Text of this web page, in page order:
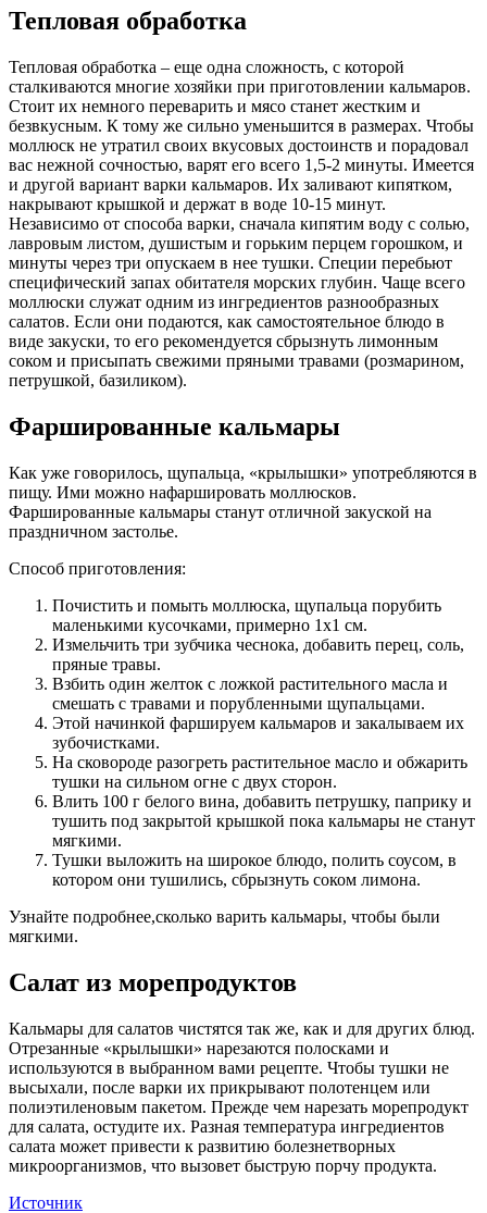
Тепловая обработка
Тепловая обработка – еще одна сложность, с которой
сталкиваются многие хозяйки при приготовлении кальмаров.
Стоит их немного переварить и мясо станет жестким и
безвкусным. К тому же сильно уменьшится в размерах. Чтобы
моллюск не утратил своих вкусовых достоинств и порадовал
вас нежной сочностью, варят его всего 1,5-2 минуты. Имеется
и другой вариант варки кальмаров. Их заливают кипятком,
накрывают крышкой и держат в воде­ 10-15 минут.
Независимо от способа варки, сначала кипятим воду с солью,
лавровым листом, душистым и горьким перцем горошком, и
минуты через три опускаем в нее тушки. Специи перебьют
специфический запах обитателя морских глубин. Чаще всего
моллюски служат одним из ингредиентов разнообразных
салатов. Если они подаются, как самостоятельное блюдо в
виде закуски, то его рекомендуется сбрызнуть лимонным
соком и присыпать свежими пряными травами (розмарином,
петрушкой, базиликом).
Фаршированные кальмары
Как уже говорилось, щупальца, «крылышки» употребляются в
пищу. Ими можно нафаршировать моллюсков.
Фаршированные кальмары ­станут отличной закуской на
праздничном застолье.
Способ приготовления:
Почистить и помыть моллюска, щупальца порубить
маленькими кусочками, примерно 1х1 см.
Измельчить три зубчика чеснока, добавить перец, соль,
пряные травы.
Взбить один желток с ложкой растительного масла и
смешать с травами­ и порубленными щупальцами.
Этой начинкой фаршируем кальмаров и закалываем их
зубочистками.
На сковороде разогреть растительное масло и обжарить
тушки на сильном огне с двух сторон.
Влить 100 г белого вина, добавить петрушку, паприку и
тушить под закрытой крышкой пока кальмары не станут
мягкими.
Тушки выложить на широкое блюдо, полить соусом, в
котором они тушились, сбрызнуть соком лимона.­
Узнайте подробнее,­сколько варить кальмары, чтобы были
мягкими.
Салат из морепродуктов
Кальмары для салатов чистятся так же, как и для других блюд.
Отрезанные «крылышки» нарезаются полосками и
используются в выбранном вами рецепте. Чтобы тушки не
высыхали, после варки их прикрывают полотенцем или
полиэтиленовым пакетом. Прежде чем нарезать морепродукт
для салата, остудите их. Разная температура ингредиентов
салата может привести к развитию болезнетворных
микроорганизмов, что вызовет быструю порчу продукта.
Источник